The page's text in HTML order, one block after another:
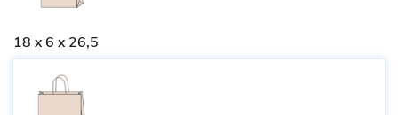
18 x 6 x 26,5